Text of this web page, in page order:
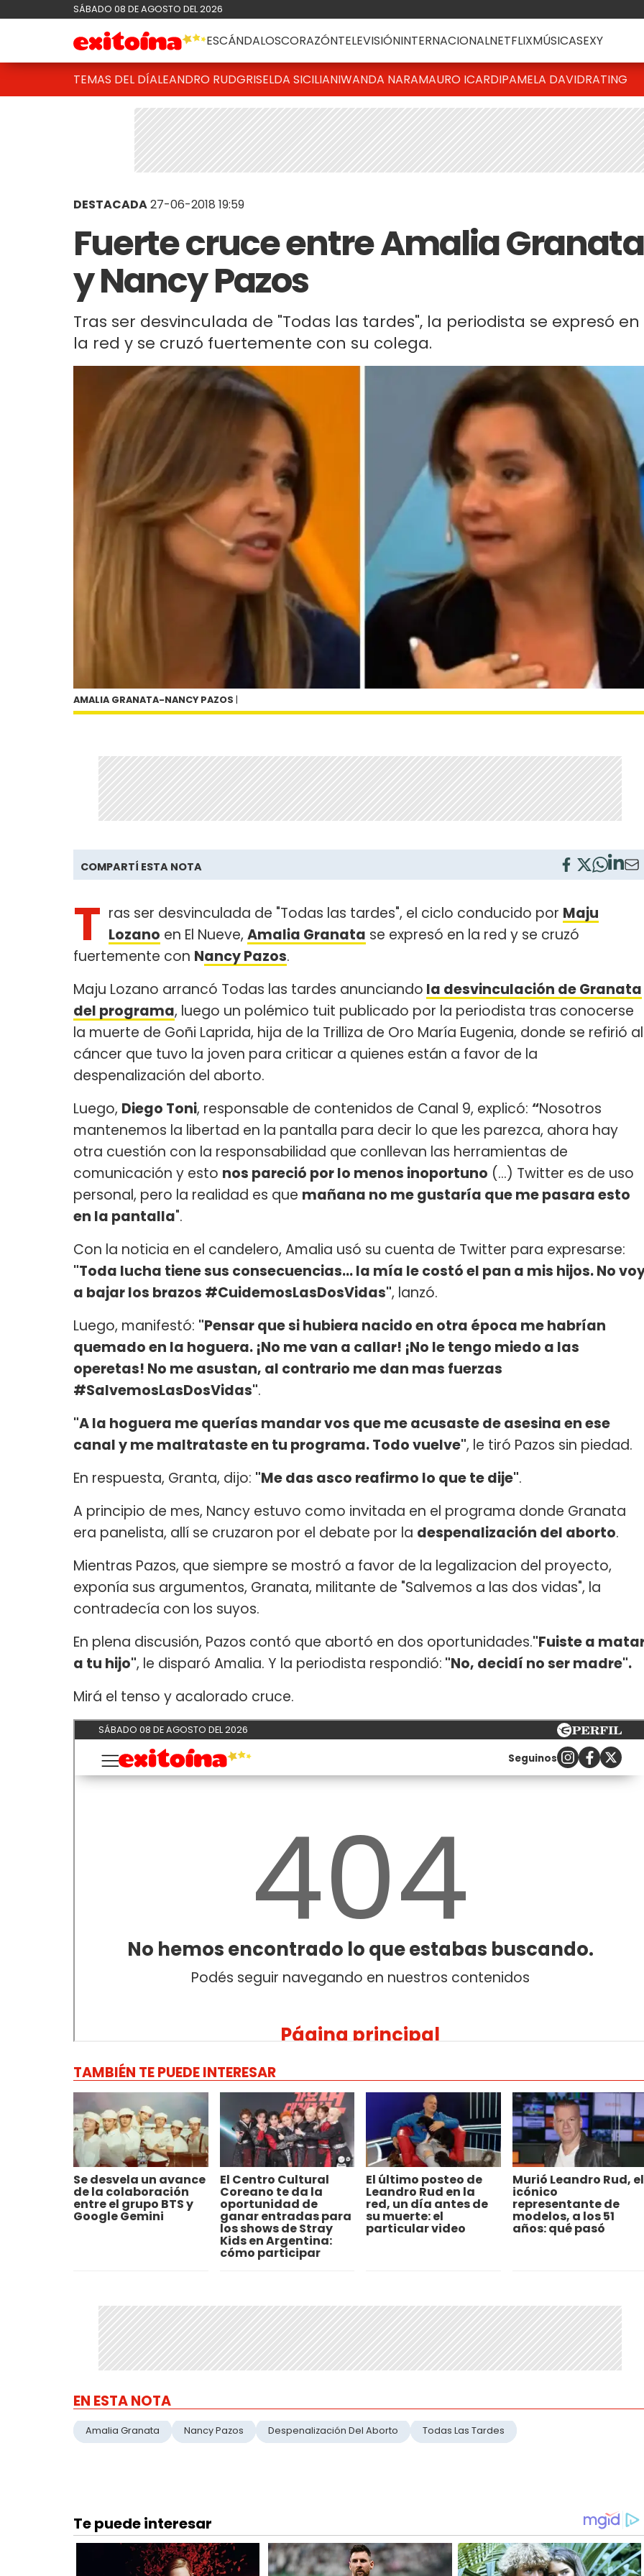
SÁBADO 08 DE AGOSTO DEL 2026
ESCÁNDALOSCORAZÓNTELEVISIÓNINTERNACIONALNETFLIXMÚSICASEXY
TEMAS DEL DÍALEANDRO RUDGRISELDA SICILIANIWANDA NARAMAURO ICARDIPAMELA DAVIDRATING
DESTACADA27-06-2018 19:59
Fuerte cruce entre Amalia Granata
y Nancy Pazos
Tras ser desvinculada de "Todas las tardes", la periodista se expresó en
la red y se cruzó fuertemente con su colega.
AMALIA GRANATA-NANCY PAZOS |
COMPARTÍ ESTA NOTA
T ras ser desvinculada de "Todas las tardes", el ciclo conducido por Maju
Lozano en El Nueve, Amalia Granata se expresó en la red y se cruzó
fuertemente con Nancy Pazos.
Maju Lozano arrancó Todas las tardes anunciando la desvinculación de Granata
del programa, luego un polémico tuit publicado por la periodista tras conocerse
la muerte de Goñi Laprida, hija de la Trilliza de Oro María Eugenia, donde se refirió al
cáncer que tuvo la joven para criticar a quienes están a favor de la
despenalización del aborto.
Luego, Diego Toni, responsable de contenidos de Canal 9, explicó: “Nosotros
mantenemos la libertad en la pantalla para decir lo que les parezca, ahora hay
otra cuestión con la responsabilidad que conllevan las herramientas de
comunicación y esto nos pareció por lo menos inoportuno (...) Twitter es de uso
personal, pero la realidad es que mañana no me gustaría que me pasara esto
en la pantalla".
Con la noticia en el candelero, Amalia usó su cuenta de Twitter para expresarse:
"Toda lucha tiene sus consecuencias... la mía le costó el pan a mis hijos. No
a bajar los brazos #CuidemosLasDosVidas", lanzó.
Luego, manifestó: "Pensar que si hubiera nacido en otra época me habrían
quemado en la hoguera. ¡No me van a callar! ¡No le tengo miedo a las
operetas! No me asustan, al contrario me dan mas fuerzas
#SalvemosLasDosVidas".
"A la hoguera me querías mandar vos que me acusaste de asesina en ese
canal y me maltrataste en tu programa. Todo vuelve", le tiró Pazos sin piedad.
En respuesta, Granta, dijo: "Me das asco reafirmo lo que te dije".
A principio de mes, Nancy estuvo como invitada en el programa donde Granata
era panelista, allí se cruzaron por el debate por la despenalización del aborto.
Mientras Pazos, que siempre se mostró a favor de la legalizacion del proyecto,
exponía sus argumentos, Granata, militante de "Salvemos a las dos vidas", la
contradecía con los suyos.
En plena discusión, Pazos contó que abortó en dos oportunidades."Fuiste a
a tu hijo", le disparó Amalia. Y la periodista respondió: "No, decidí no ser madre".
Mirá el tenso y acalorado cruce.
TAMBIÉN TE PUEDE INTERESAR
Se desvela un avance
de la colaboración
entre el grupo BTS y
Google Gemini
El Centro Cultural
Coreano te da la
oportunidad de
ganar entradas para
los shows de Stray
Kids en Argentina:
cómo participar
El último posteo de
Leandro Rud en la
red, un día antes de
su muerte: el
particular video
Murió Leandro Rud, el
icónico
representante de
modelos, a los 51
años: qué pasó
EN ESTA NOTA
Amalia Granata Nancy Pazos Despenalización Del Aborto Todas Las Tardes